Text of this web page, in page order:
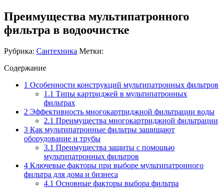
Преимущества мультипатронного
фильтра в водоочистке
Рубрика: Сантехника Метки:
Содержание
1 Особенности конструкций мультипатронных фильтров
1.1 Типы картриджей в мультипатронных
фильтрах
2 Эффективность многокартриджной фильтрации воды
2.1 Преимущества многокартриджной фильтрации
3 Как мультипатронные фильтры защищают
оборудование и трубы
3.1 Преимущества защиты с помощью
мультипатронных фильтров
4 Ключевые факторы при выборе мультипатронного
фильтра для дома и бизнеса
4.1 Основные факторы выбора фильтра